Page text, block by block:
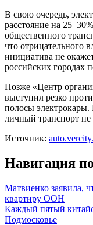
В свою очередь,
расстояние на
общественного
что отрицательного
инициатива не
российских городах
Позже «Центр
выступил резко
полосы электрокары.
личный транспорт не
Источник:
Навигация
Матвиенко заявила,
квартиру ООН
Каждый пятый
Подмосковье